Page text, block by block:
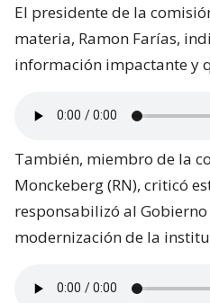
El presidente de la
materia, Ramon Farías,
información impactante y
También, miembro de la
Monckeberg (RN), criticó
responsabilizó al
modernización de la